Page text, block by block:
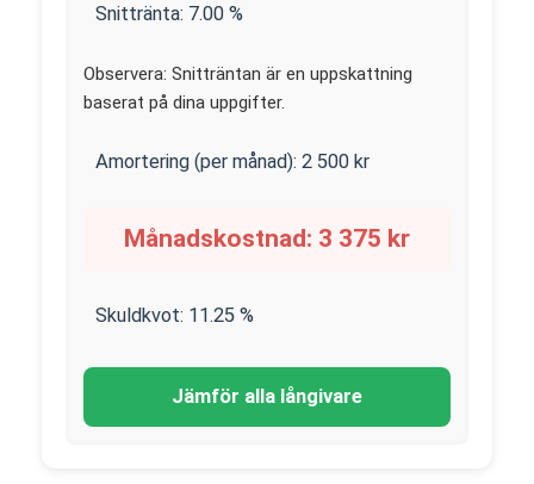
Snittränta: 7.00 %
Observera: Snitträntan är en uppskattning
baserat på dina uppgifter.
Amortering (per månad): 2 500 kr
Månadskostnad: 3 375 kr
Skuldkvot: 11.25 %
Jämför alla långivare